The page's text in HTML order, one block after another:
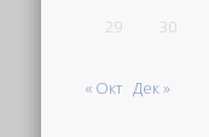
29
30
« Окт Дек »